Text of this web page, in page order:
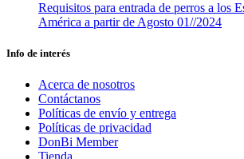
Requisitos para entrada de perros a los
América a partir de Agosto 01//2024
Info de interés
Acerca de nosotros
Contáctanos
Políticas de envío y entrega
Políticas de privacidad
DonBi Member